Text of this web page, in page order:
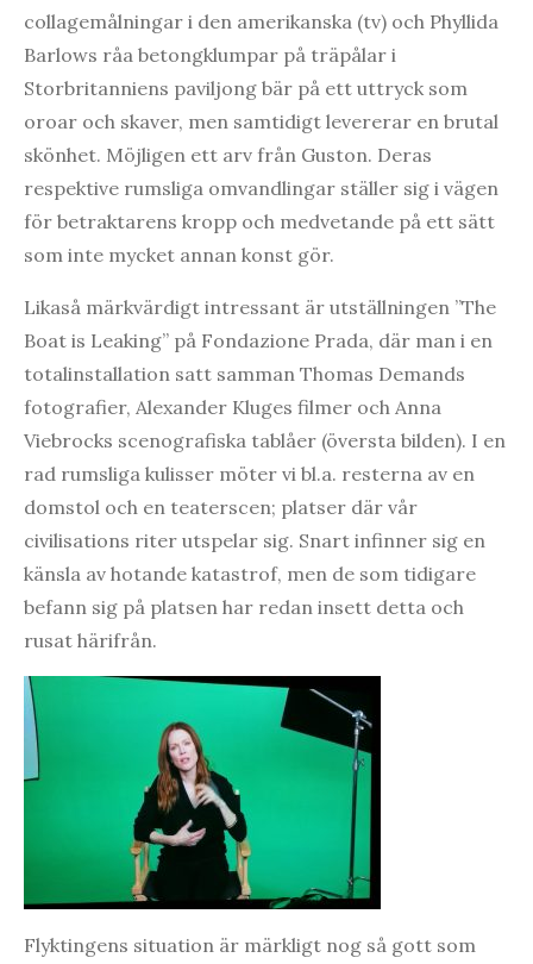
collagemålningar i den amerikanska (tv) och Phyllida
Barlows råa betongklumpar på träpålar i
Storbritanniens paviljong bär på ett uttryck som
oroar och skaver, men samtidigt levererar en brutal
skönhet. Möjligen ett arv från Guston. Deras
respektive rumsliga omvandlingar ställer sig i vägen
för betraktarens kropp och medvetande på ett sätt
som inte mycket annan konst gör.
Likaså märkvärdigt intressant är utställningen ”The
Boat is Leaking” på Fondazione Prada, där man i en
totalinstallation satt samman Thomas Demands
fotografier, Alexander Kluges filmer och Anna
Viebrocks scenografiska tablåer (översta bilden). I en
rad rumsliga kulisser möter vi bl.a. resterna av en
domstol och en teaterscen; platser där vår
civilisations riter utspelar sig. Snart infinner sig en
känsla av hotande katastrof, men de som tidigare
befann sig på platsen har redan insett detta och
rusat härifrån.
Flyktingens situation är märkligt nog så gott som